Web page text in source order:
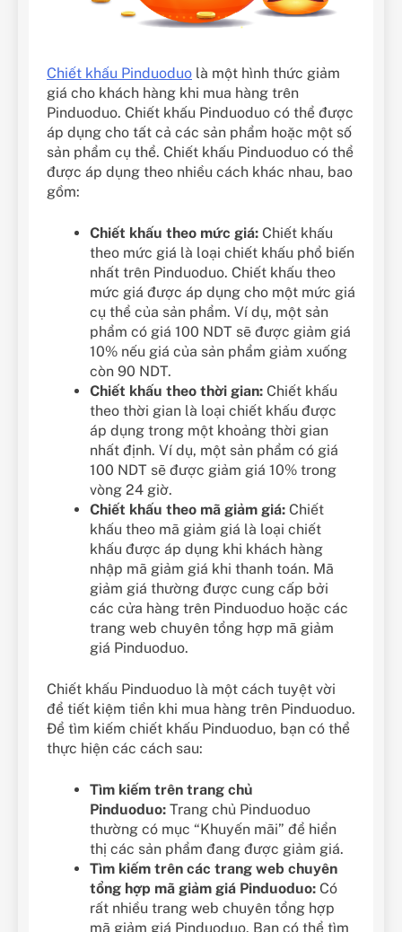
Chiết khấu Pinduoduo là một hình thức giảm
giá cho khách hàng khi mua hàng trên
Pinduoduo. Chiết khấu Pinduoduo có thể được
áp dụng cho tất cả các sản phẩm hoặc một số
sản phẩm cụ thể. Chiết khấu Pinduoduo có thể
được áp dụng theo nhiều cách khác nhau, bao
gồm:
Chiết khấu theo mức giá: Chiết khấu
theo mức giá là loại chiết khấu phổ biến
nhất trên Pinduoduo. Chiết khấu theo
mức giá được áp dụng cho một mức giá
cụ thể của sản phẩm. Ví dụ, một sản
phẩm có giá 100 NDT sẽ được giảm giá
10% nếu giá của sản phẩm giảm xuống
còn 90 NDT.
Chiết khấu theo thời gian: Chiết khấu
theo thời gian là loại chiết khấu được
áp dụng trong một khoảng thời gian
nhất định. Ví dụ, một sản phẩm có giá
100 NDT sẽ được giảm giá 10% trong
vòng 24 giờ.
Chiết khấu theo mã giảm giá: Chiết
khấu theo mã giảm giá là loại chiết
khấu được áp dụng khi khách hàng
nhập mã giảm giá khi thanh toán. Mã
giảm giá thường được cung cấp bởi
các cửa hàng trên Pinduoduo hoặc các
trang web chuyên tổng hợp mã giảm
giá Pinduoduo.
Chiết khấu Pinduoduo là một cách tuyệt vời
để tiết kiệm tiền khi mua hàng trên Pinduoduo.
Để tìm kiếm chiết khấu Pinduoduo, bạn có thể
thực hiện các cách sau:
Tìm kiếm trên trang chủ
Pinduoduo: Trang chủ Pinduoduo
thường có mục “Khuyến mãi” để hiển
thị các sản phẩm đang được giảm giá.
Tìm kiếm trên các trang web chuyên
tổng hợp mã giảm giá Pinduoduo: Có
rất nhiều trang web chuyên tổng hợp
mã giảm giá Pinduoduo. Bạn có thể tìm